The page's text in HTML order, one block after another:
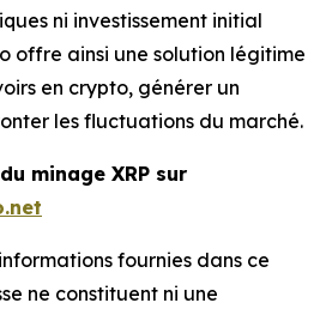
ni investissement initial
offre ainsi une solution légitime
en crypto, générer un
les fluctuations du marché.
minage XRP sur
fournies dans ce
ne constituent ni une